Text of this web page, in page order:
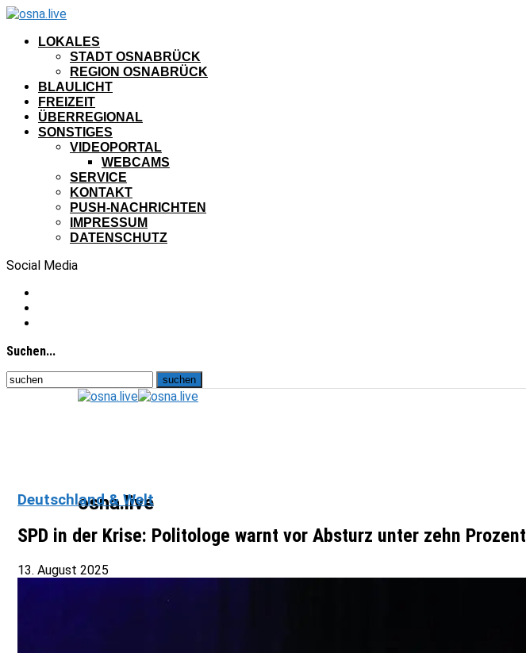
LOKALES
STADT OSNABRÜCK
REGION OSNABRÜCK
BLAULICHT
FREIZEIT
ÜBERREGIONAL
SONSTIGES
VIDEOPORTAL
WEBCAMS
SERVICE
KONTAKT
PUSH-NACHRICHTEN
IMPRESSUM
DATENSCHUTZ
Social Media
Suchen...
osna.live
Deutschland & Welt
SPD in der Krise: Politologe warnt vor Absturz unter zehn Prozent
13. August 2025